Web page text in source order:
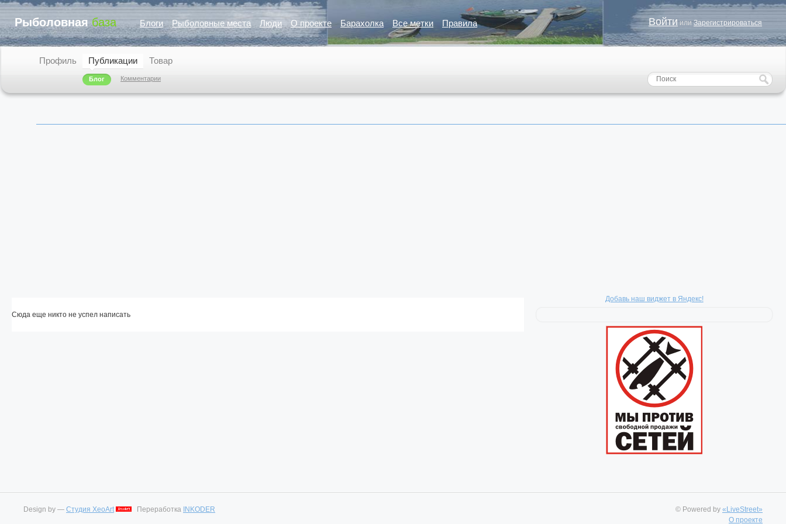
Рыболовнаябаза Блоги Рыболовные места Люди О проекте Барахолка Все метки Правила Войти или Зарегистрироваться
Профиль Публикации
Блог Комментарии
Товар
Сюда еще никто не успел написать
Добавь наш виджет в Яндекс!
© Powered by «LiveStreet»
О проекте
Design by — Студия XeoArt Переработка INKODER